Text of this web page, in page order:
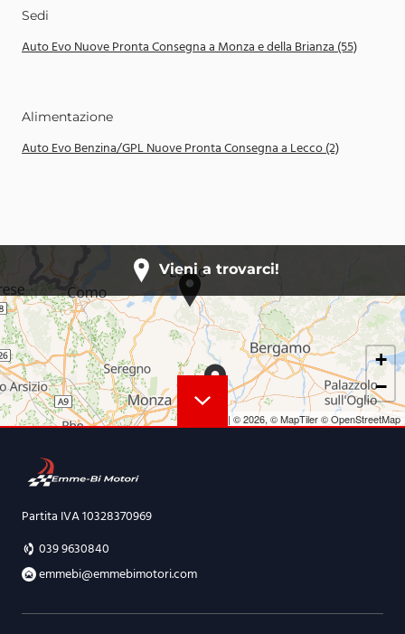
Sedi
Auto Evo Nuove Pronta Consegna a Monza e della Brianza (55)
Alimentazione
Auto Evo Benzina/GPL Nuove Pronta Consegna a Lecco (2)
Vieni a trovarci!
+
−
| © 2026, © MapTiler© OpenStreetMap
Partita IVA 10328370969
039 9630840
emmebi@emmebimotori.com